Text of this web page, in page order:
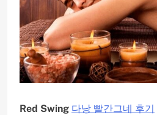
Red Swing 다낭 빨간그네 후기